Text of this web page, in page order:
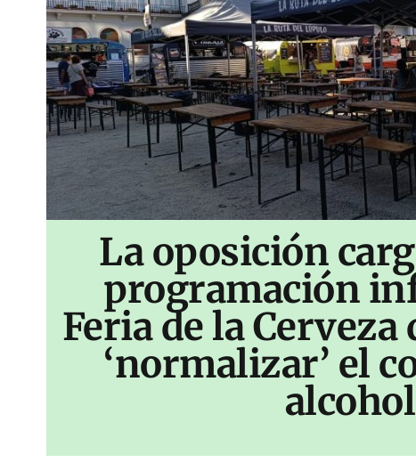
La oposición
programación
Feria de la
‘normalizar’ el
alcohol